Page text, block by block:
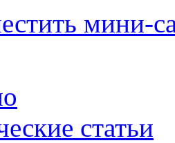
мини-
статьи